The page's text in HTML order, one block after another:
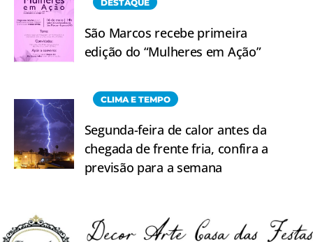
DESTAQUE
São Marcos recebe primeira
edição do “Mulheres em Ação”
CLIMA E TEMPO
Segunda-feira de calor antes da
chegada de frente fria, confira a
previsão para a semana